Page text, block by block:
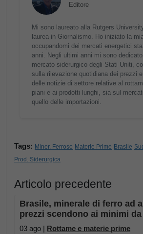
Editore
Mi sono laureato alla Rutgers
laurea in Giornalismo. Ho iniziato la
occupandomi dei mercati energetici
anni. Negli ultimi anni mi sono dedicato
mercato siderurgico degli Stati Uniti,
sulla rilevazione quotidiana dei prezzi
delle notizie di settore relative al
piani e ai prodotti lunghi, sia sul
quello delle importazioni.
Tags: Miner. Ferroso Materie Prime Brasile
Prod. Siderurgica
Articolo precedente
Brasile, minerale di ferro ad
prezzi scendono ai minimi
03 ago | Rottame e materie prime